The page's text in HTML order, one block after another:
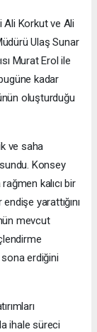
Ali Korkut ve Ali
Ulaş Sunar
Murat Erol ile
kadar
oluşturduğu
ve saha
Konsey
kalıcı bir
yarattığını
mevcut
sona erdiğini
ihale süreci